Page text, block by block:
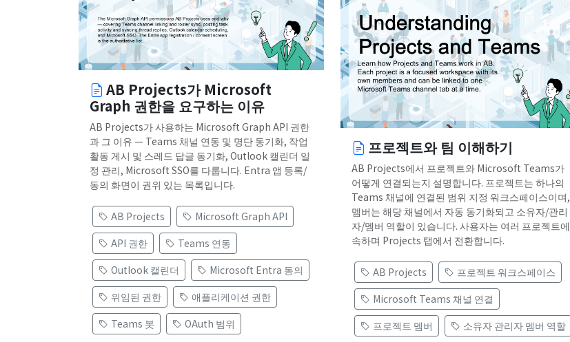
AB Projects가 Microsoft
Graph 권한을 요구하는 이유
AB Projects가 사용하는 Microsoft Graph API 권한
과 그 이유 — Teams 채널 연동 및 명단 동기화, 작업
활동 게시 및 스레드 답글 동기화, Outlook 캘린더 일
정 관리, Microsoft SSO를 다룹니다. Entra 앱 등록/
동의 화면이 권위 있는 목록입니다.
AB Projects
Microsoft Graph API
API 권한
Teams 연동
Outlook 캘린더
Microsoft Entra 동의
위임된 권한
애플리케이션 권한
Teams 봇
OAuth 범위
프로젝트와 팀 이해하기
AB Projects에서 프로젝트와 Microsoft Teams가
어떻게 연결되는지 설명합니다. 프로젝트는 하나의
Teams 채널에 연결된 범위 지정 워크스페이스이며,
멤버는 해당 채널에서 자동 동기화되고 소유자/관리
자/멤버 역할이 있습니다. 사용자는 여러 프로젝트에
속하며 Projects 탭에서 전환합니다.
AB Projects
프로젝트 워크스페이스
Microsoft Teams 채널 연결
프로젝트 멤버
소유자 관리자 멤버 역할